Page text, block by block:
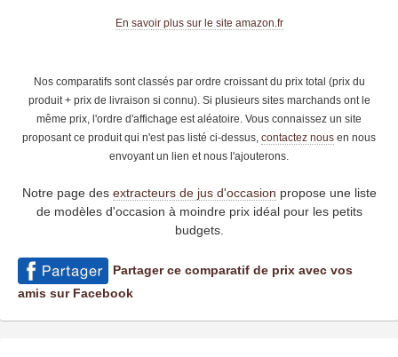
En savoir plus sur le site amazon.fr
Nos comparatifs sont classés par ordre croissant du prix total (prix du
produit + prix de livraison si connu). Si plusieurs sites marchands ont le
même prix, l'ordre d'affichage est aléatoire. Vous connaissez un site
proposant ce produit qui n'est pas listé ci-dessus, contactez nous en nous
envoyant un lien et nous l'ajouterons.
Notre page des extracteurs de jus d'occasion propose une liste
de modèles d'occasion à moindre prix idéal pour les petits
budgets.
Partager ce comparatif de prix avec vos
amis sur Facebook